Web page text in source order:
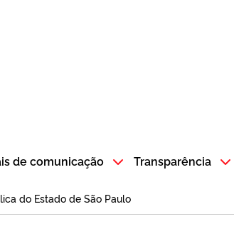
SP GOV BR direciona para a página inicial
de comunicação Transparência
do Estado de São Paulo